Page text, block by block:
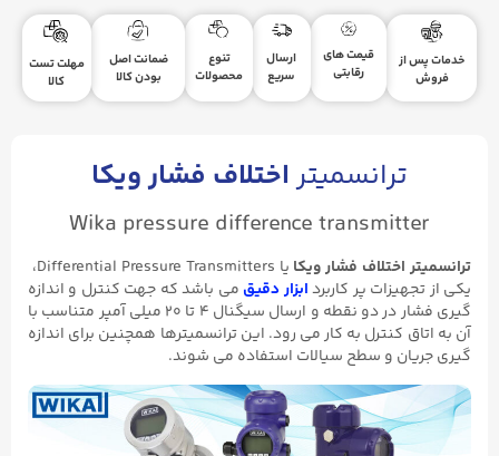
خدمات پس از
فروش
قیمت های
رقابتی
ارسال
سریع
تنوع
محصولات
ضمانت اصل
بودن کالا
مهلت تست
کالا
ترانسمیتراختلاف فشار ویکا
Wika pressure difference transmitter
ترانسمیتر اختلاف فشار ویکا
یا Differential Pressure Transmitters،
یکی از تجهیزات پر کاربردابزار دقیق می باشد که جهت کنترل و اندازه
گیری فشار در دو نقطه و ارسال سیگنال ۴ تا ۲۰ میلی آمپر متناسب با
آن به اتاق کنترل به کار می رود. این ترانسمیترها همچنین برای اندازه
گیری جریان و سطح سیالات استفاده می شوند.